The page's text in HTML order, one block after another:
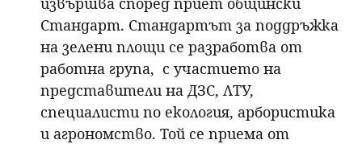
Стандарт. Стандартът за поддръжка
на зелени площи се разработва от
работна група, с участието на
представители на ДЗС, ЛТУ,
специалисти по екология, арбористика
и агрономство. Той се приема от